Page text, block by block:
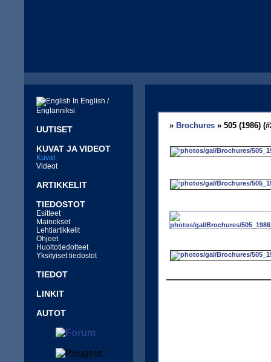
In English /
Englanniksi
UUTISET
KUVAT JA VIDEOT
Kuvat
Videot
ARTIKKELIT
TIEDOSTOT
Esitteet
Mainokset
Lehtiartikkelit
Ohjeet
Huoltotiedotteet
Yksityiset tiedostot
TIEDOT
LINKIT
AUTOT
» Brochures » 505 (1986)